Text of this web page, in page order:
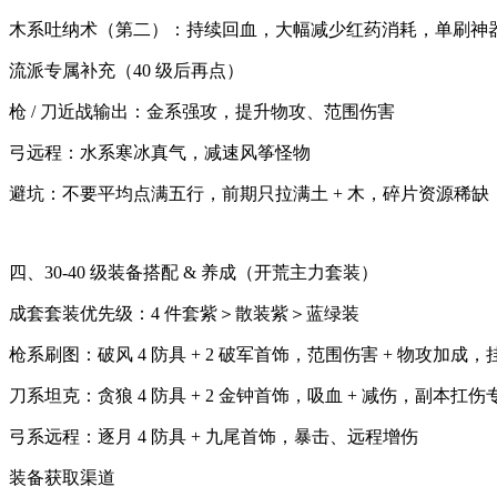
木系吐纳术（第二）：持续回血，大幅减少红药消耗，单刷神
流派专属补充（40 级后再点）
枪 / 刀近战输出：金系强攻，提升物攻、范围伤害
弓远程：水系寒冰真气，减速风筝怪物
避坑：不要平均点满五行，前期只拉满土 + 木，碎片资源稀缺
四、30-40 级装备搭配 & 养成（开荒主力套装）
成套套装优先级：4 件套紫＞散装紫＞蓝绿装
枪系刷图：破风 4 防具 + 2 破军首饰，范围伤害 + 物攻加成，
刀系坦克：贪狼 4 防具 + 2 金钟首饰，吸血 + 减伤，副本扛伤
弓系远程：逐月 4 防具 + 九尾首饰，暴击、远程增伤
装备获取渠道